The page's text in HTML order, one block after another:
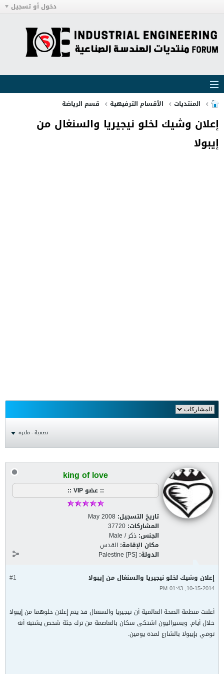
دخول أو تسجيل
المنتديات الأقسام الترفيهية قسم الرياضة
إعلان وشيك لخلو نيجيريا والسنغال من
إيبولا
تصفية - فلترة
king of love
:: عضو VIP ::
تاريخ التسجيل: May 2008
المشاركات: 37720
الجنس: ذكر / Male
مكان الإقامة: القدس
الدولة: Palestine [PS]
#1 إعلان وشيك لخلو نيجيريا والسنغال من إيبولا
10-15-2014, 01:43 PM
أعلنت منظمة الصحة العالمية أن نيجيريا والسنغال قد يتم إعلان خلوهما من إيبولا
خلال أيام. وبسيراليون اشتكى سكان بالعاصمة من ترك جثة شخص يشتبه أنه
توفي بإيبولا بالشارع لمدة يومين.